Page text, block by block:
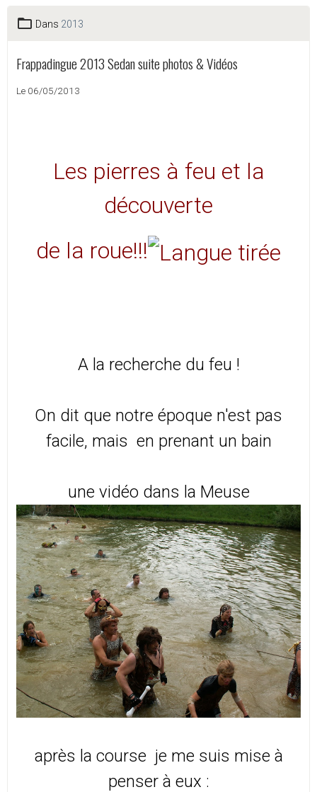
Dans 2013
Frappadingue 2013 Sedan suite photos & Vidéos
Le 06/05/2013
Les pierres à feu et la
découverte
de la roue!!!
A la recherche du feu !
On dit que notre époque n'est pas
facile, mais en prenant un bain
une vidéo dans la Meuse
après la course je me suis mise à
penser à eux :